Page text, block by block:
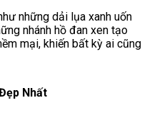
những dải lụa xanh uốn
nhánh hồ đan xen tạo
mại, khiến bất kỳ ai cũng
Nhất